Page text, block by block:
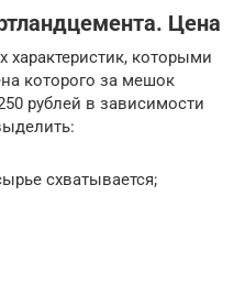
Цена
которыми
которого за мешок
рублей в зависимости
схватывается;